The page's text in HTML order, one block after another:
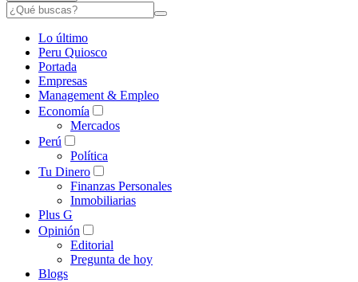
Lo último
Peru Quiosco
Portada
Empresas
Management & Empleo
Economía
Mercados
Perú
Política
Tu Dinero
Finanzas Personales
Inmobiliarias
Plus G
Opinión
Editorial
Pregunta de hoy
Blogs